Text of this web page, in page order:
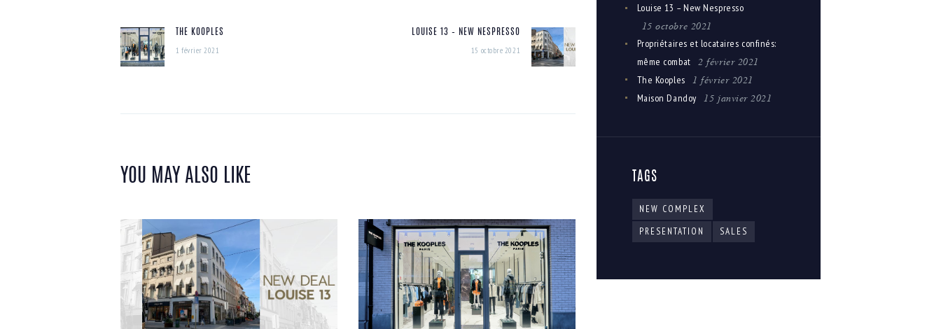
L’ARTICLE
Previous
post:
THE KOOPLES
1 février 2021
Next
post:
LOUISE 13 – NEW NESPRESSO
15 octobre 2021
YOU MAY ALSO LIKE
Louise 13 – New Nespresso
15 octobre 2021
Propriétaires et locataires confinés:
même combat
2 février 2021
The Kooples 1 février 2021
Maison Dandoy 15 janvier 2021
TAGS
NEW COMPLEX
PRESENTATION
SALES